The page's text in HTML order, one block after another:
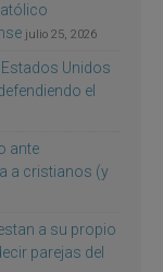
julio 25, 2026
Unidos
el
ante
a cristianos (y
a su propio
parejas del